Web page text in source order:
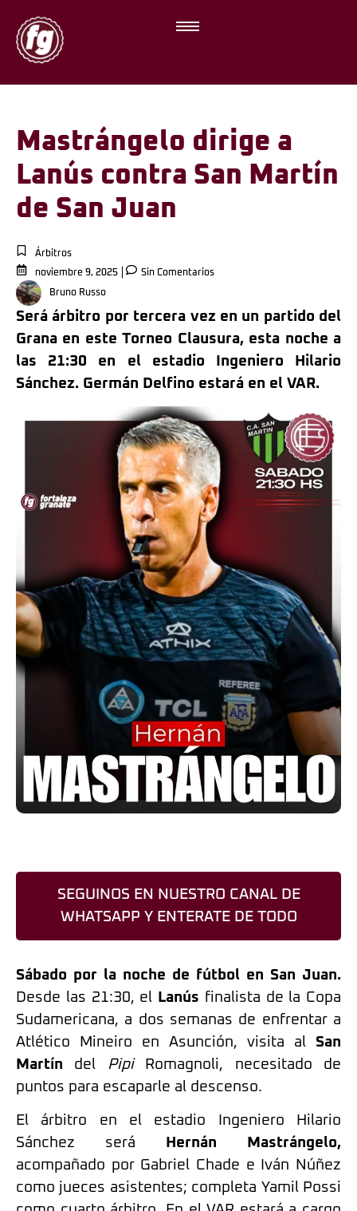
Mastrángelo dirige a
Lanús contra San Martín
de San Juan
Árbitros
noviembre 9, 2025
Sin Comentarios
Bruno Russo
Será árbitro por tercera vez en un partido del
Grana en este Torneo Clausura, esta noche a
las 21:30 en el estadio Ingeniero Hilario
Sánchez. Germán Delfino estará en el VAR.
SEGUINOS EN NUESTRO CANAL DE
WHATSAPP Y ENTERATE DE TODO
Sábado por la noche de fútbol en San Juan.
Desde las 21:30, el Lanús finalista de la Copa
Sudamericana, a dos semanas de enfrentar a
Atlético Mineiro en Asunción, visita al San
Martín del PipiRomagnoli, necesitado de
puntos para escaparle al descenso.
El árbitro en el estadio Ingeniero Hilario
Sánchez será
Hernán Mastrángelo,
acompañado por Gabriel Chade e Iván Núñez
como jueces asistentes; completa Yamil Possi